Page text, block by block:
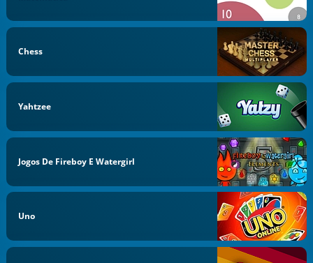
Chess
Yahtzee
Jogos De Fireboy E Watergirl
Uno